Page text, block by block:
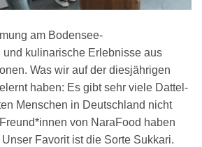
am Bodensee-
und kulinarische Erlebnisse aus
Was wir auf der diesjährigen
haben: Es gibt sehr viele Dattel-
Menschen in Deutschland nicht
von NaraFood haben
Favorit ist die Sorte Sukkari.